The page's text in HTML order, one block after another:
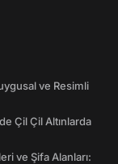
ve Resimli
Çil Çil Altınlarda
ve Şifa Alanları: